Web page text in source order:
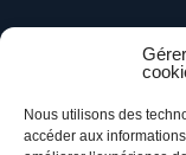
Nous utilisons des
accéder aux